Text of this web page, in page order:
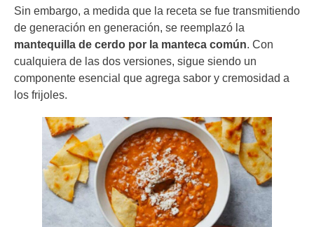
Sin embargo, a medida que la receta se fue transmitiendo
de generación en generación, se reemplazó la
mantequilla de cerdo por la manteca común. Con
cualquiera de las dos versiones, sigue siendo un
componente esencial que agrega sabor y cremosidad a
los frijoles.